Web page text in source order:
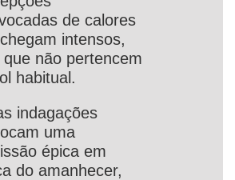
de calores
intensos,
que não pertencem
habitual.
indagações
uma
épica em
do amanhecer,